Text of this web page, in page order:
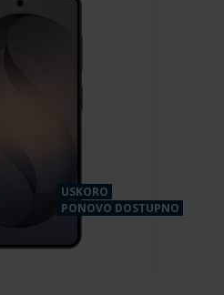
USKORO
PONOVO DOSTUPNO